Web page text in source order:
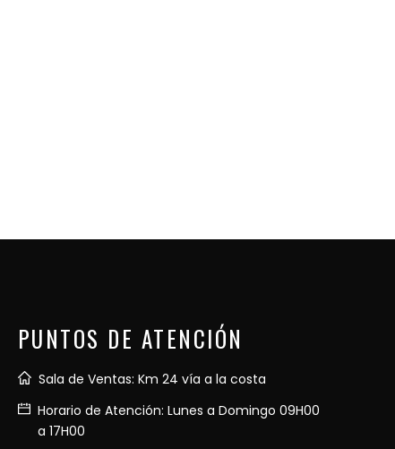
PUNTOS DE ATENCIÓN
Sala de Ventas: Km 24 vía a la costa
Horario de Atención: Lunes a Domingo 09H00
a 17H00